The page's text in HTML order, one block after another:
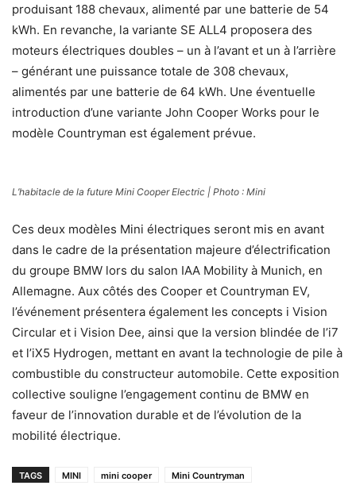
produisant 188 chevaux, alimenté par une batterie de 54
kWh. En revanche, la variante SE ALL4 proposera des
moteurs électriques doubles – un à l’avant et un à l’arrière
– générant une puissance totale de 308 chevaux,
alimentés par une batterie de 64 kWh. Une éventuelle
introduction d’une variante John Cooper Works pour le
modèle Countryman est également prévue.
L’habitacle de la future Mini Cooper Electric | Photo : Mini
Ces deux modèles Mini électriques seront mis en avant
dans le cadre de la présentation majeure d’électrification
du groupe BMW lors du salon IAA Mobility à Munich, en
Allemagne. Aux côtés des Cooper et Countryman EV,
l’événement présentera également les concepts i Vision
Circular et i Vision Dee, ainsi que la version blindée de l’i7
et l’iX5 Hydrogen, mettant en avant la technologie de pile à
combustible du constructeur automobile. Cette exposition
collective souligne l’engagement continu de BMW en
faveur de l’innovation durable et de l’évolution de la
mobilité électrique.
TAGS MINI mini cooper Mini Countryman